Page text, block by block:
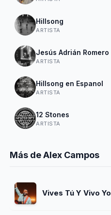
Hillsong
ARTISTA
Jesús Adrián Romero
ARTISTA
Hillsong en Espanol
ARTISTA
12 Stones
ARTISTA
Más de Alex Campos
Vives Tú Y Vivo Yo